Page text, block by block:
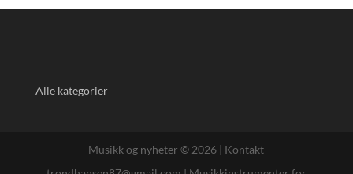
Alle kategorier
Musikk og nyheter © 2026 | Kontakt